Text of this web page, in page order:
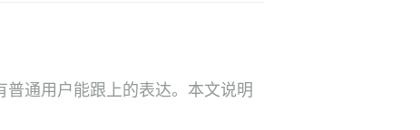
通用户能跟上的表达。本文说明